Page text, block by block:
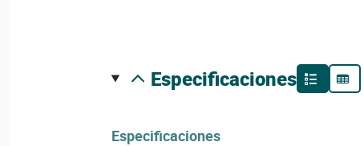
especificaciones
Especificaciones